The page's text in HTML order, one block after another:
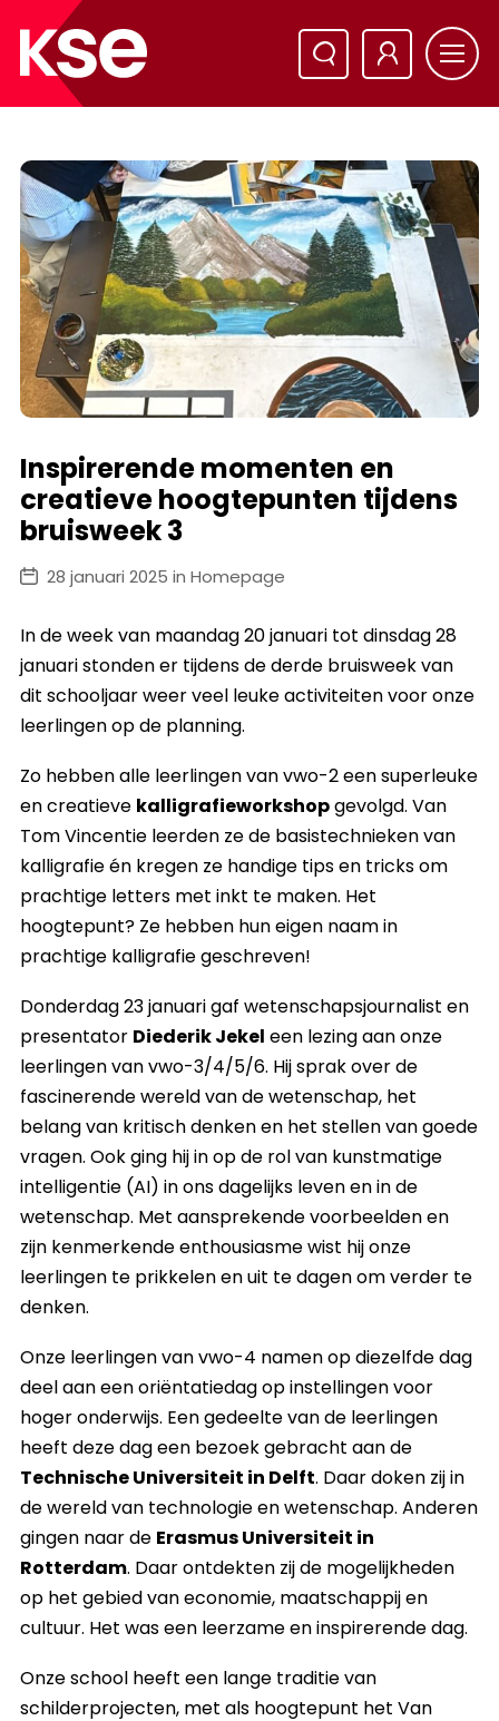
Inspirerende momenten en
creatieve hoogtepunten tijdens
bruisweek 3
28 januari 2025 in Homepage
In de week van maandag 20 januari tot dinsdag 28
januari stonden er tijdens de derde bruisweek van
dit schooljaar weer veel leuke activiteiten voor onze
leerlingen op de planning.
Zo hebben alle leerlingen van vwo-2 een superleuke
en creatieve kalligrafieworkshopgevolgd. Van
Tom Vincentie leerden ze de basistechnieken van
kalligrafie én kregen ze handige tips en tricks om
prachtige letters met inkt te maken. Het
hoogtepunt? Ze hebben hun eigen naam in
prachtige kalligrafie geschreven!
Donderdag 23 januari gaf wetenschapsjournalist en
presentator Diederik Jekel een lezing aan onze
leerlingen van vwo-3/4/5/6. Hij sprak over de
fascinerende wereld van de wetenschap, het
belang van kritisch denken en het stellen van goede
vragen. Ook ging hij in op de rol van kunstmatige
intelligentie (AI) in ons dagelijks leven en in de
wetenschap. Met aansprekende voorbeelden en
zijn kenmerkende enthousiasme wist hij onze
leerlingen te prikkelen en uit te dagen om verder te
denken.
Onze leerlingen van vwo-4 namen op diezelfde dag
deel aan een oriëntatiedag op instellingen voor
hoger onderwijs. Een gedeelte van de leerlingen
heeft deze dag een bezoek gebracht aan de
Technische Universiteit in Delft. Daar doken zij in
de wereld van technologie en wetenschap. Anderen
gingen naar de Erasmus Universiteit in
Rotterdam. Daar ontdekten zij de mogelijkheden
op het gebied van economie, maatschappij en
cultuur. Het was een leerzame en inspirerende dag.
Onze school heeft een lange traditie van
schilderprojecten, met als hoogtepunt het Van